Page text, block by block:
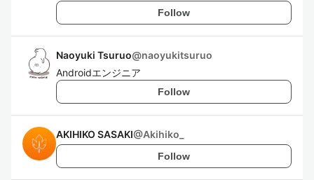
Follow
Naoyuki Tsuruo@naoyukitsuruo
Androidエンジニア
Follow
AKIHIKO SASAKI@Akihiko_
Follow